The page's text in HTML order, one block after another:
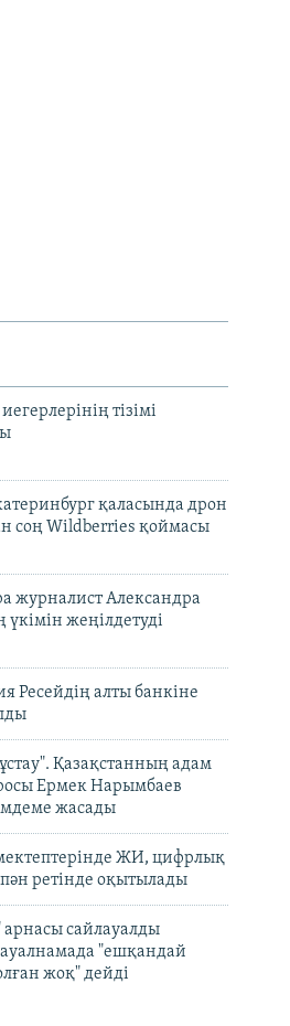
тізімі
қаласында дрон
соң Wildberries қоймасы
журналист Александра
жеңілдетуді
Ресейдің алты банкіне
Қазақстанның адам
Ермек Нарымбаев
жасады
ЖИ, цифрлық
пән ретінде оқытылады
арнасы сайлауалды
"ешқандай
жоқ" дейді